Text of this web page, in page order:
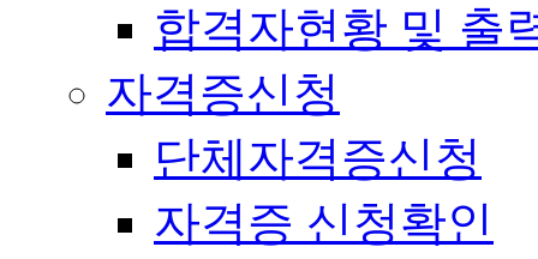
합격자현황 및 출
자격증신청
단체자격증신청
자격증 신청확인